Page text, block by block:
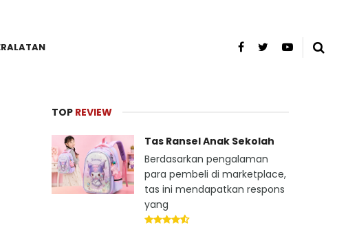
TOP REVIEW
Tas Ransel Anak Sekolah
Berdasarkan pengalaman
para pembeli di marketplace,
tas ini mendapatkan respons
yang